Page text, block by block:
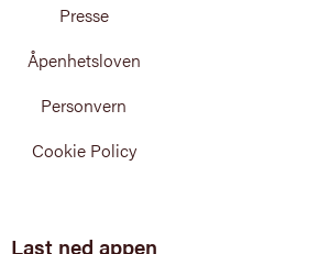
Presse
Åpenhetsloven
Personvern
Cookie Policy
Last ned appen